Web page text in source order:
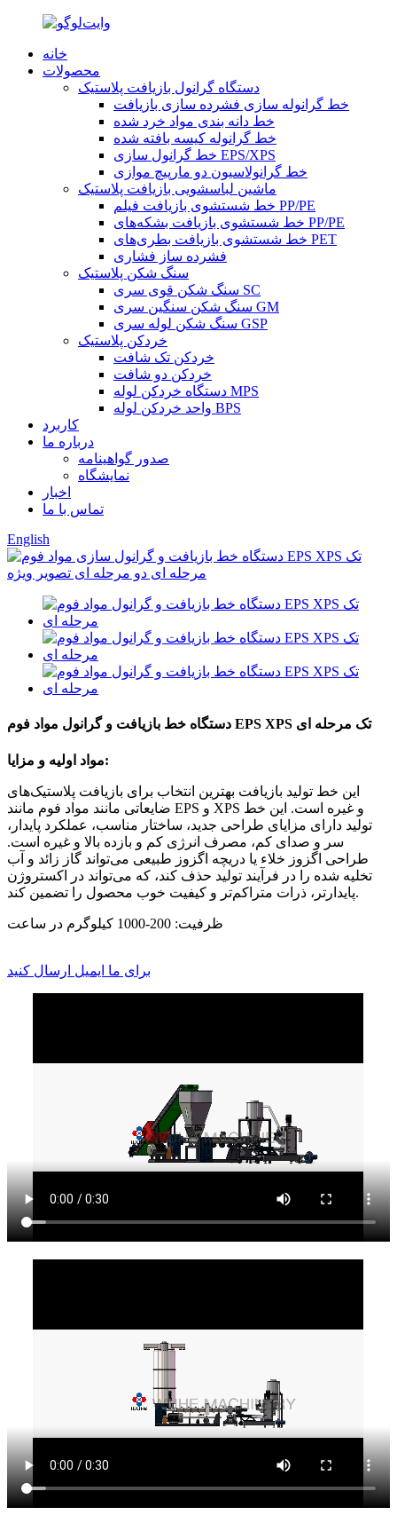
خانه
محصولات
دستگاه گرانول بازیافت پلاستیک
خط گرانوله سازی فشرده سازی بازیافت
خط دانه بندی مواد خرد شده
خط گرانوله کیسه بافته شده
خط گرانول سازی EPS/XPS
خط گرانولاسیون دو مارپیچ موازی
ماشین لباسشویی بازیافت پلاستیک
خط شستشوی بازیافت فیلم PP/PE
خط شستشوی بازیافت بشکه‌های PP/PE
خط شستشوی بازیافت بطری‌های PET
فشرده ساز فشاری
سنگ شکن پلاستیک
سنگ شکن قوی سری SC
سنگ شکن سنگین سری GM
سنگ شکن لوله سری GSP
خردکن پلاستیک
خردکن تک شافت
خردکن دو شافت
دستگاه خردکن لوله MPS
واحد خردکن لوله BPS
کاربرد
درباره ما
صدور گواهینامه
نمایشگاه
اخبار
تماس با ما
English
دستگاه خط بازیافت و گرانول مواد فوم EPS XPS تک مرحله ای
مواد اولیه و مزایا:
این خط تولید بازیافت بهترین انتخاب برای بازیافت پلاستیک‌های
ضایعاتی مانند مواد فوم مانند EPS و XPS و غیره است. این خط
تولید دارای مزایای طراحی جدید، ساختار مناسب، عملکرد پایدار،
سر و صدای کم، مصرف انرژی کم و بازده بالا و غیره است.
طراحی اگزوز خلاء یا دریچه اگزوز طبیعی می‌تواند گاز زائد و آب
تخلیه شده را در فرآیند تولید حذف کند، که می‌تواند در اکستروژن
پایدارتر، ذرات متراکم‌تر و کیفیت خوب محصول را تضمین کند.
ظرفیت: 200-1000 کیلوگرم در ساعت
برای ما ایمیل ارسال کنید